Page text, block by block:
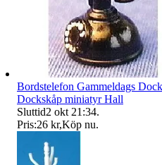
Bordstelefon Gammeldags
Dockskåp miniatyr Hall
Sluttid2 okt 21:34.
Pris:26 kr,Köp nu.